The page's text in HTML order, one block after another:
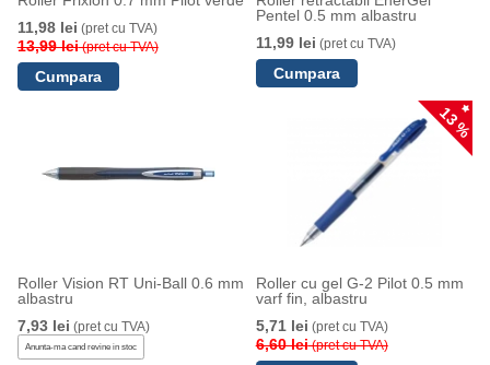
11,98 lei (pret cu TVA)
13,99 lei(pret cu TVA)
Pentel 0.5 mm albastru
11,99 lei (pret cu TVA)
Roller Vision RT Uni-Ball 0.6 mm
albastru
7,93 lei (pret cu TVA)
Anunta-ma cand revine in stoc
13 %
Roller cu gel G-2 Pilot 0.5 mm
varf fin, albastru
5,71 lei (pret cu TVA)
6,60 lei(pret cu TVA)